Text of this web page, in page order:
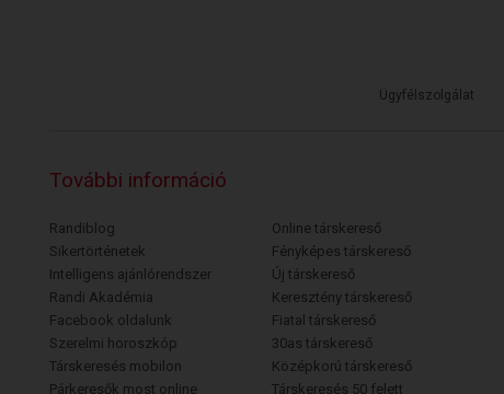
Ügyfélszolgálat
További információ
Randiblog
Sikertörténetek
Intelligens ajánlórendszer
Randi Akadémia
Facebook oldalunk
Szerelmi horoszkóp
Társkeresés mobilon
Párkeresők most online
Online társkereső
Fényképes társkereső
Új társkereső
Keresztény társkereső
Fiatal társkereső
30as társkereső
Középkorú társkereső
Társkeresés 50 felett